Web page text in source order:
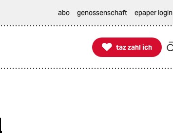
abo genossenschaft epaper login

taz zahl ich
taz zahl ich